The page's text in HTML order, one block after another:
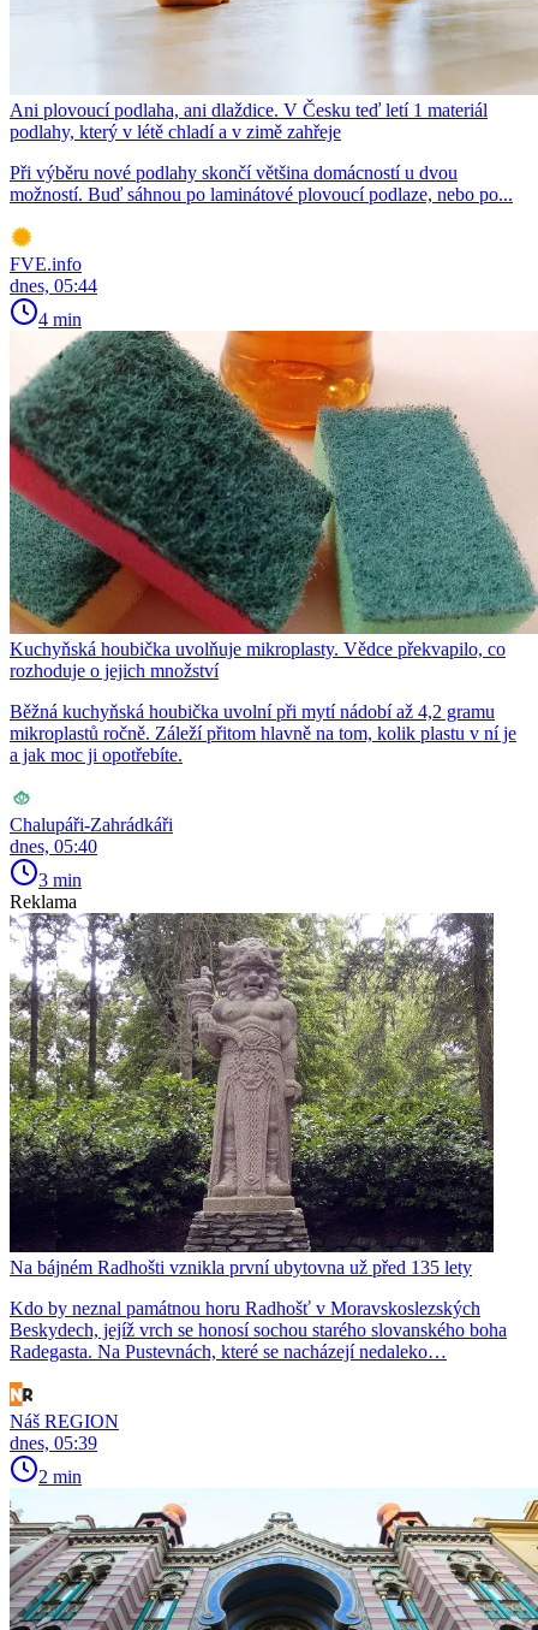
Ani plovoucí podlaha, ani dlaždice. V Česku teď letí 1 materiál
podlahy, který v létě chladí a v zimě zahřeje
Při výběru nové podlahy skončí většina domácností u dvou
možností. Buď sáhnou po laminátové plovoucí podlaze, nebo po...
FVE.info
dnes, 05:44
4 min
Kuchyňská houbička uvolňuje mikroplasty. Vědce překvapilo, co
rozhoduje o jejich množství
Běžná kuchyňská houbička uvolní při mytí nádobí až 4,2 gramu
mikroplastů ročně. Záleží přitom hlavně na tom, kolik plastu v ní je
a jak moc ji opotřebíte.
Chalupáři-Zahrádkáři
dnes, 05:40
3 min
Reklama
Na bájném Radhošti vznikla první ubytovna už před 135 lety
Kdo by neznal památnou horu Radhošť v Moravskoslezských
Beskydech, jejíž vrch se honosí sochou starého slovanského boha
Radegasta. Na Pustevnách, které se nacházejí nedaleko…
Náš REGION
dnes, 05:39
2 min